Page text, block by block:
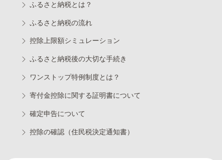
ふるさと納税とは？
ふるさと納税の流れ
控除上限額シミュレーション
ふるさと納税後の大切な手続き
ワンストップ特例制度とは？
寄付金控除に関する証明書について
確定申告について
控除の確認（住民税決定通知書）